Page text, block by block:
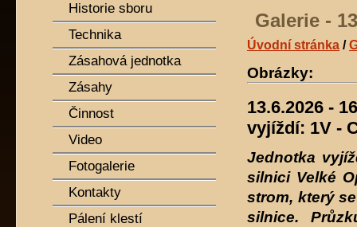
Galerie -
Úvodní stránka /
Obrázky:
13.6.2026 -
vyjíždí: 1V -
Jednotka
silnici Velké
strom, který
silnice.
Historie sboru
Technika
Zásahová jednotka
Zásahy
Činnost
Video
Fotogalerie
Kontakty
Pálení klestí